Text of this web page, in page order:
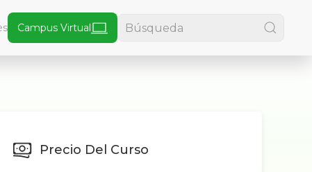
Campus Virtual
Precio Del Curso